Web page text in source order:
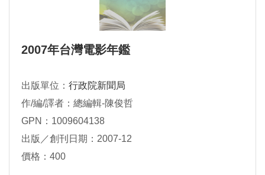
2007年台灣電影年鑑
出版單位： 行政院新聞局
作/編/譯者：總編輯-陳俊哲
GPN：1009604138
出版／創刊日期：2007-12
價格：400